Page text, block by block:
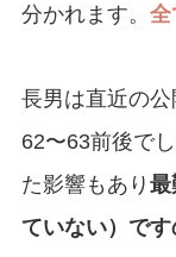
分かれます。 全
長男は直近の
62〜63前後で
た影響もあり 最
ていない）で